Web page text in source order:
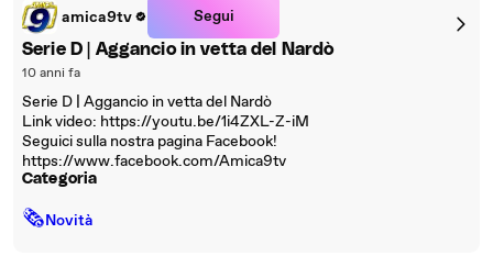
amica9tv Segui
Serie D | Aggancio in vetta del Nardò
10 anni fa
Serie D | Aggancio in vetta del Nardò
Link video: https://youtu.be/1i4ZXL-Z-iM
Seguici sulla nostra pagina Facebook!
https://www.facebook.com/Amica9tv
Categoria
🗞Novità